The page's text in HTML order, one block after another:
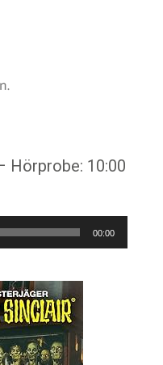
Hörprobe: 10:00
00:00